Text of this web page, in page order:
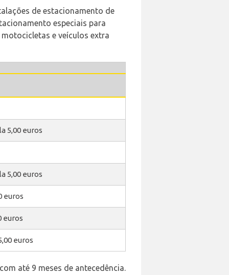
de estacionamento de
especiais para
e veículos extra
5,00 euros
5,00 euros
euros
euros
euros
até 9 meses de antecedência.